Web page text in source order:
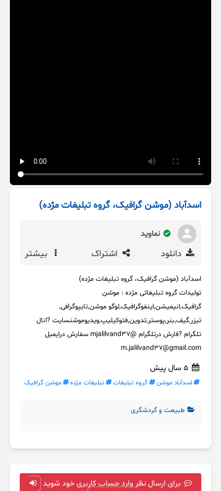
اسدآباد (موشن گرافیک، گروه تبلیغات مژده)
نماوید
دانلود اشتراک بیشتر
اسدآباد (موشن گرافیک، گروه تبلیغات مژده)
تولیدات گروه تبلیغاتی مژده : موشن
گرافیک,انیمیشن,اینفوگرافیک,لوگو موشن,تایپوگرافی,
تیزر,گیف,بنر,پوستر,تدوین,فتوکیلیپ,ویدیوموشنسایت ?انال
تلگرام ?فارش درتلگرام @mjalilvand37 سفارش درایمیل
m.jalilvand37@gmail.com
اسدآباد موشن گروه تبلیغات تبلیغات مژده موشن گرافیک
طبیعت و گردشگری
برای ارسال نظر وارد حساب کاربری خود شوید